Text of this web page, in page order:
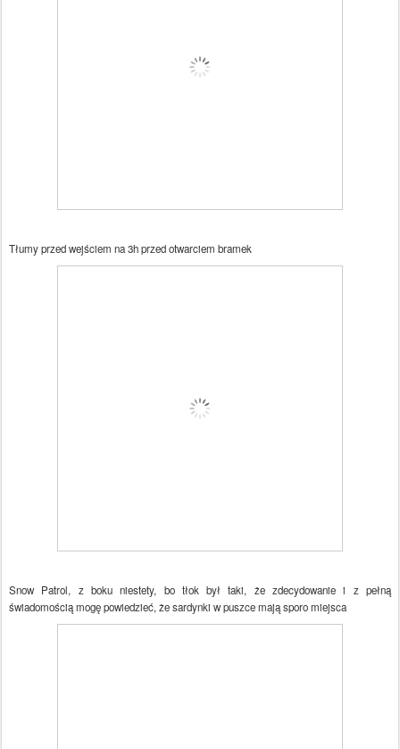
Tłumy przed wejściem na 3h przed otwarciem bramek
Snow Patrol, z boku niestety, bo tłok był taki, że zdecydowanie i z pełną
świadomością mogę powiedzieć, że sardynki w puszce mają sporo miejsca